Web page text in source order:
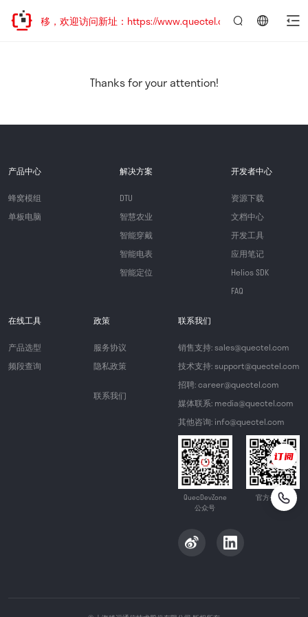
址已迁移，欢迎访问新址：https://www.quectel.com.cn
Thanks for your attention!
产品中心
蜂窝模组
单板电脑
解决方案
DTU
智慧农业
智能穿戴
智能电表
智能定位
开发者中心
资源下载
文档中心
开发工具
应用笔记
Helios SDK
FAQ
在线工具
产品选型
频段查询
政策
服务协议
隐私政策
联系我们
联系我们
销售支持: sales@quectel.com
技术支持: support@quectel.com
招聘: career@quectel.com
媒体联系: media@quectel.com
其他咨询: info@quectel.com
QuecDevZone
公众号
官方公众号